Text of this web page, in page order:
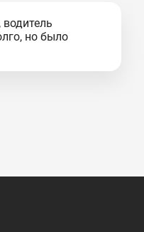
но было